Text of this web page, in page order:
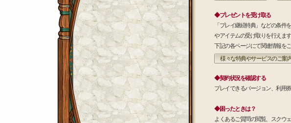
◆プレゼントを受け取る
「プレイ継続特典」などの条
やアイテムの受け取りを行えま
下記の各ページにて関連情報を
様々な特典やサービスのご案
◆契約状況を確認する
プレイできるバージョン、利用
◆困ったときは？
よくあるご質問の閲覧、スクウ